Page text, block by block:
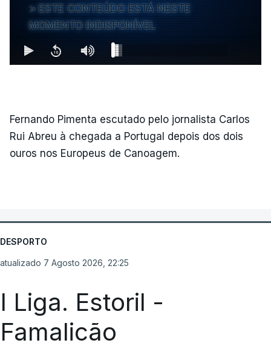
ESTE CONTEÚDO ESTÁ NESTE
MOMENTO INDISPONÍVEL
Fernando Pimenta escutado pelo jornalista Carlos
Rui Abreu à chegada a Portugal depois dos dois
ouros nos Europeus de Canoagem.
DESPORTO
atualizado 7 Agosto 2026, 22:25
I Liga. Estoril -
Famalicão